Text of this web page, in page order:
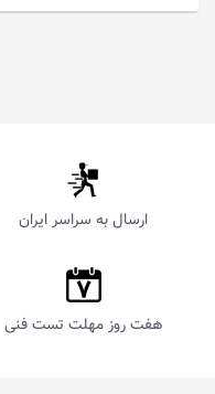
ارسال به سراسر ایران
هفت روز مهلت تست فنی